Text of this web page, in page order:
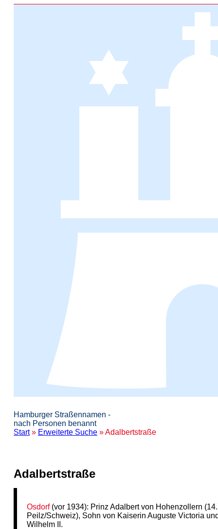
Hamburger Straßennamen -
nach Personen benannt
Start» Erweiterte Suche » Adalbertstraße
Adalbertstraße
Osdorf(vor 1934): Prinz Adalbert von Hohenzollern
Peilz/Schweiz), Sohn von Kaiserin Auguste Victoria
Wilhelm II.